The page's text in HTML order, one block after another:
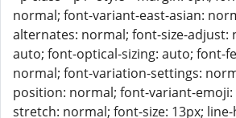
normal; font-variant-east-asian:
alternates: normal; font-size-adjust:
auto; font-optical-sizing: auto; font-
normal; font-variation-settings:
position: normal; font-variant-
stretch: normal; font-size: 13px;